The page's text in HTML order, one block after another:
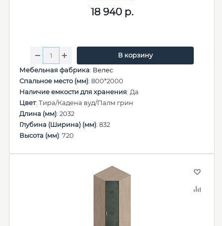
18 940 р.
В корзину
Мебельная фабрика: Велес
Спальное место (мм): 800*2000
Наличие емкости для хранения: Да
Цвет: Тира/Кадена вуд/Палм грин
Длина (мм): 2032
Глубина (Ширина) (мм): 832
Высота (мм): 720